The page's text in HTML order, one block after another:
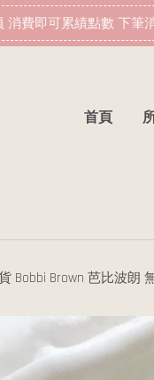
即可累績點數 下筆消費
首頁
Bobbi Brown 芭比波